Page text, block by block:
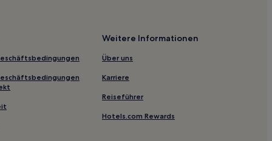
Weitere Informationen
Über uns
Karriere
Reiseführer
Hotels.com Rewards